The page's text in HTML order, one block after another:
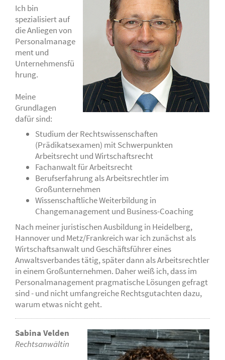
Ich bin
spezialisiert auf
die Anliegen von
Personalmanage
ment und
Unternehmensfü
hrung.
Meine
Grundlagen
dafür sind:
Studium der Rechtswissenschaften
(Prädikatsexamen) mit Schwerpunkten
Arbeitsrecht und Wirtschaftsrecht
Fachanwalt für Arbeitsrecht
Berufserfahrung als Arbeitsrechtler im
Großunternehmen
Wissenschaftliche Weiterbildung in
Changemanagement und Business-Coaching
Nach meiner juristischen Ausbildung in Heidelberg,
Hannover und Metz/Frankreich war ich zunächst als
Wirtschaftsanwalt und Geschäftsführer eines
Anwaltsverbandes tätig, später dann als Arbeitsrechtler
in einem Großunternehmen. Daher weiß ich, dass im
Personalmanagement pragmatische Lösungen gefragt
sind - und nicht umfangreiche Rechtsgutachten dazu,
warum etwas nicht geht.
Sabina Velden
Rechtsanwältin